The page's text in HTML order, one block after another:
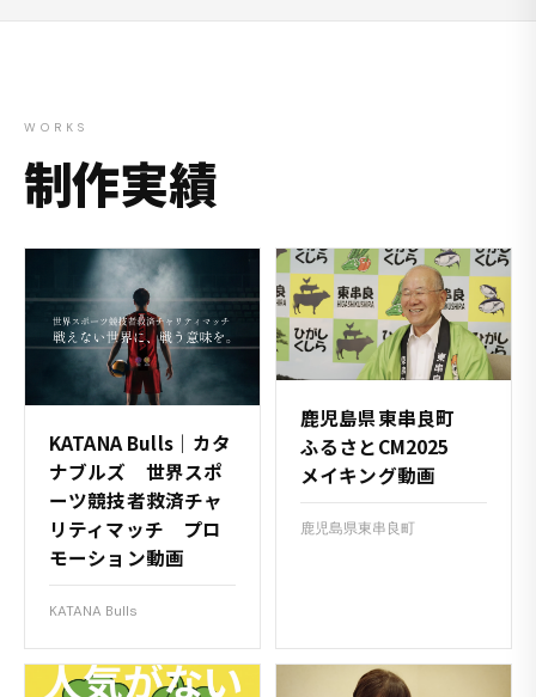
WORKS
制作実績
KATANA Bulls｜カタ
ナブルズ 世界スポ
ーツ競技者救済チャ
リティマッチ プロ
モーション動画
KATANA Bulls
鹿児島県東串良町
ふるさとCM2025
メイキング動画
鹿児島県東串良町